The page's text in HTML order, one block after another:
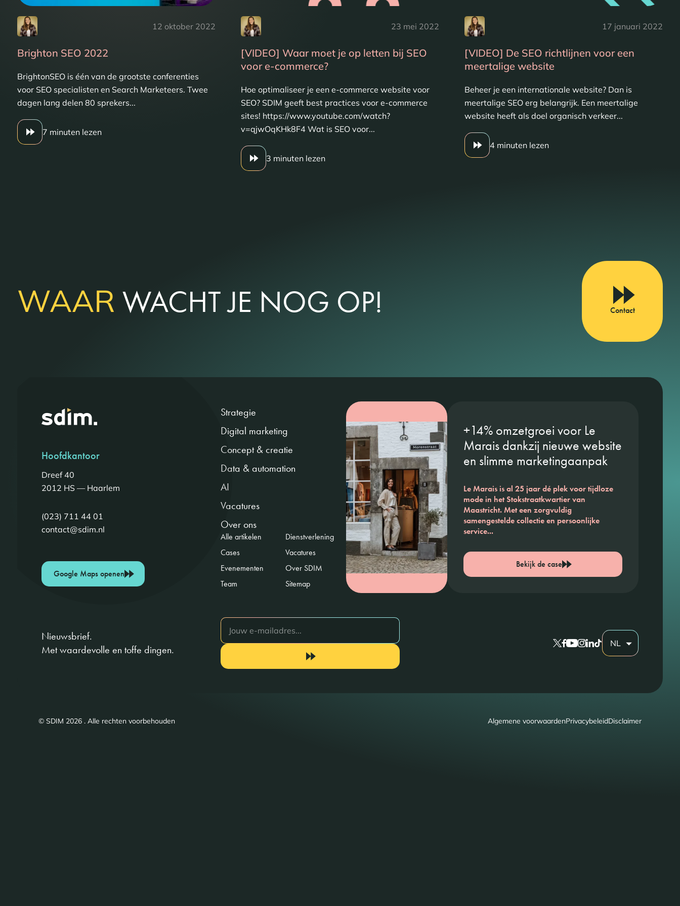
12 oktober 2022
Brighton SEO 2022
BrightonSEO is één van de grootste conferenties
voor SEO specialisten en Search Marketeers. Twee
dagen lang delen 80 sprekers...
7 minuten lezen
23 mei 2022
[VIDEO] Waar moet je op letten bij SEO
voor e-commerce?
Hoe optimaliseer je een e-commerce website voor
SEO? SDIM geeft best practices voor e-commerce
sites! https://www.youtube.com/watch?
v=qjwOqKHk8F4 Wat is SEO voor...
3 minuten lezen
17 januari 2022
[VIDEO] De SEO richtlijnen voor een
meertalige website
Beheer je een internationale website? Dan is
meertalige SEO erg belangrijk. Een meertalige
website heeft als doel organisch verkeer...
4 minuten lezen
Contact
WAAR WACHT JE NOG OP!
Hoofdkantoor
Dreef 40
2012 HS — Haarlem
(023) 711 44 01
contact@sdim.nl
Google Maps openen
Strategie
Digital marketing
Concept & creatie
Data & automation
AI
Vacatures
Over ons
Alle artikelen
Dienstverlening
Cases
Vacatures
Evenementen
Over SDIM
Team
Sitemap
+14% omzetgroei voor Le
Marais dankzij nieuwe website
en slimme marketingaanpak
Le Marais is al 25 jaar dé plek voor tijdloze
mode in het Stokstraatkwartier van
Maastricht. Met een zorgvuldig
samengestelde collectie en persoonlijke
service...
Bekijk de case
Nieuwsbrief.
Met waardevolle en toffe dingen.
NL
© SDIM 2026 . Alle rechten voorbehouden Algemene voorwaardenPrivacybeleidDisclaimer